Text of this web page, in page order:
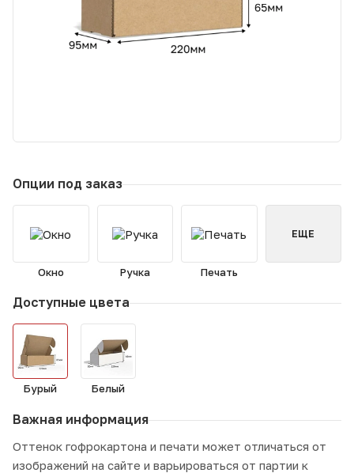
Опции под заказ
Окно Ручка Печать
ЕЩЕ
Доступные цвета
Бурый Белый
Важная информация
Оттенок гофрокартона и печати может отличаться от
изображений на сайте и варьироваться от партии к